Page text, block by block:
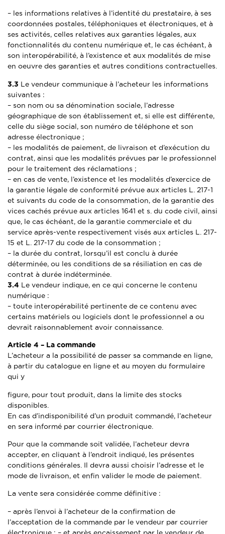
– les informations relatives à l’identité du prestataire, à ses
coordonnées postales, téléphoniques et électroniques, et à
ses activités, celles relatives aux garanties légales, aux
fonctionnalités du contenu numérique et, le cas échéant, à
son interopérabilité, à l’existence et aux modalités de mise
en oeuvre des garanties et autres conditions contractuelles.
3.3 Le vendeur communique à l’acheteur les informations
suivantes :
– son nom ou sa dénomination sociale, l’adresse
géographique de son établissement et, si elle est différente,
celle du siège social, son numéro de téléphone et son
adresse électronique ;
– les modalités de paiement, de livraison et d’exécution du
contrat, ainsi que les modalités prévues par le professionnel
pour le traitement des réclamations ;
– en cas de vente, l’existence et les modalités d’exercice de
la garantie légale de conformité prévue aux articles L. 217-1
et suivants du code de la consommation, de la garantie des
vices cachés prévue aux articles 1641 et s. du code civil, ainsi
que, le cas échéant, de la garantie commerciale et du
service après-vente respectivement visés aux articles L. 217-
15 et L. 217-17 du code de la consommation ;
– la durée du contrat, lorsqu’il est conclu à durée
déterminée, ou les conditions de sa résiliation en cas de
contrat à durée indéterminée.
3.4 Le vendeur indique, en ce qui concerne le contenu
numérique :
– toute interopérabilité pertinente de ce contenu avec
certains matériels ou logiciels dont le professionnel a ou
devrait raisonnablement avoir connaissance.
Article 4 – La commande
L’acheteur a la possibilité de passer sa commande en ligne,
à partir du catalogue en ligne et au moyen du formulaire
qui y
figure, pour tout produit, dans la limite des stocks
disponibles.
En cas d’indisponibilité d’un produit commandé, l’acheteur
en sera informé par courrier électronique.
Pour que la commande soit validée, l’acheteur devra
accepter, en cliquant à l’endroit indiqué, les présentes
conditions générales. Il devra aussi choisir l’adresse et le
mode de livraison, et enfin valider le mode de paiement.
La vente sera considérée comme définitive :
– après l’envoi à l’acheteur de la confirmation de
l’acceptation de la commande par le vendeur par courrier
électronique ; – et après encaissement par le vendeur de